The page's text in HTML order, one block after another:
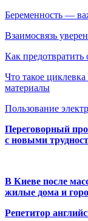
Беременность —
Взаимосвязь
Как
Что такое
материалы
Пользование
Переговорный
с новыми
В Киеве после
жилые дома и
Репетитор